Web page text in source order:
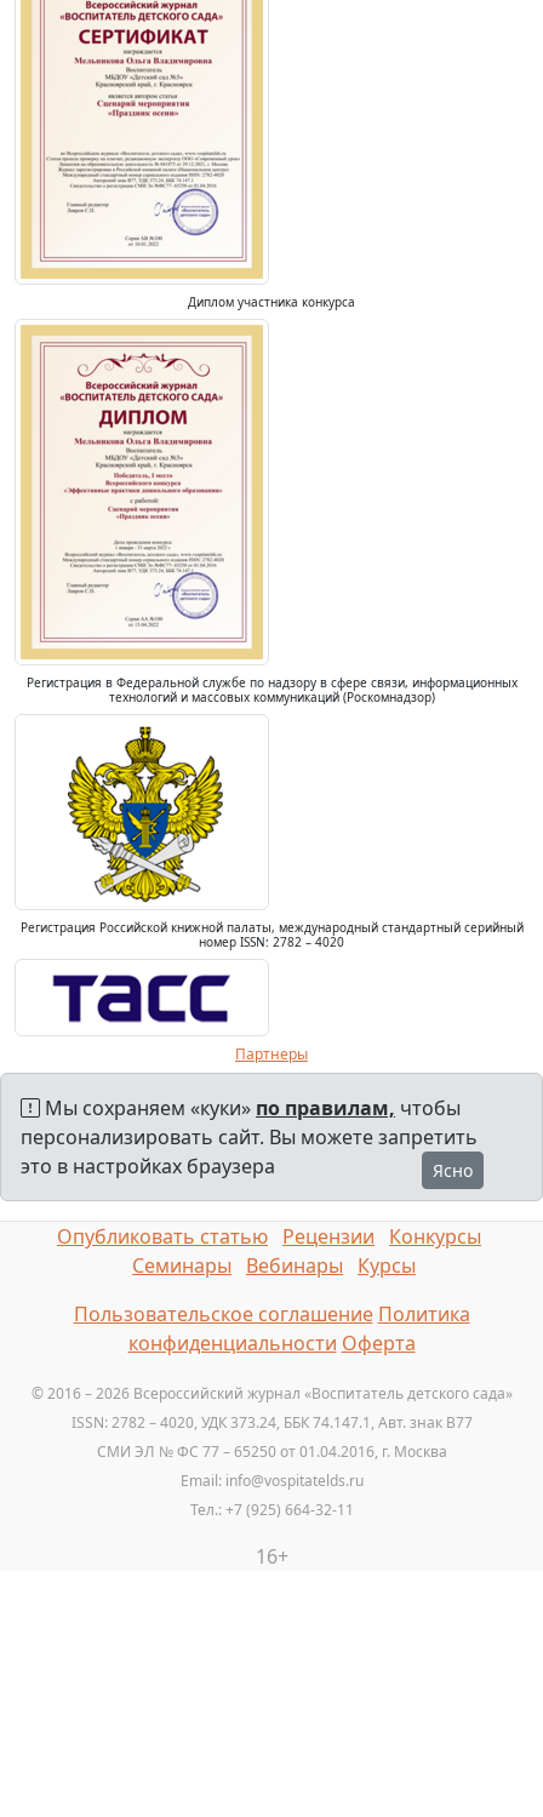
Диплом участника конкурса
Регистрация в Федеральной службе по надзору в сфере связи, информационных
технологий и массовых коммуникаций (Роскомнадзор)
Регистрация Российской книжной палаты, международный стандартный серийный
номер ISSN: 2782 – 4020
Партнеры
Мы сохраняем «куки» по правилам, чтобы
персонализировать сайт. Вы можете запретить
это в настройках браузера
Ясно
Опубликовать статью Рецензии
Конкурсы
Семинары
Вебинары
Курсы
Пользовательское соглашение Политика
конфиденциальности Оферта
© 2016 – 2026 Всероссийский журнал «Воспитатель детского сада»
ISSN: 2782 – 4020, УДК 373.24, ББК 74.147.1, Авт. знак B77
СМИ ЭЛ № ФС 77 – 65250 от 01.04.2016, г. Москва
Email: info@vospitatelds.ru
Тел.: +7 (925) 664-32-11
16+